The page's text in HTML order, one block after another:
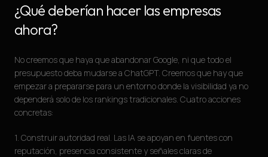
¿Qué deberían hacer las empresas
ahora?
No creemos que haya que abandonar Google, ni que todo el
presupuesto deba mudarse a ChatGPT. Creemos que hay que
empezar a prepararse para un entorno donde la visibilidad ya no
dependerá solo de los rankings tradicionales. Cuatro acciones
concretas:
1. Construir autoridad real. Las IA se apoyan en fuentes con
reputación, presencia consistente y señales claras de